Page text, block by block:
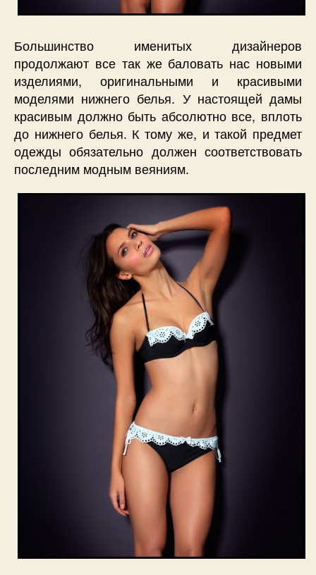
Большинство именитых дизайнеров
продолжают все так же баловать нас новыми
изделиями, оригинальными и красивыми
моделями нижнего белья. У настоящей дамы
красивым должно быть абсолютно все, вплоть
до нижнего белья. К тому же, и такой предмет
одежды обязательно должен соответствовать
последним модным веяниям.